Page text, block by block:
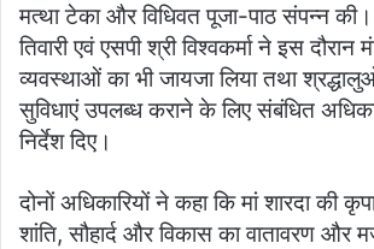
मत्था टेका और विधिवत पूजा-पाठ संपन्न
तिवारी एवं एसपी श्री विश्वकर्मा ने इस दौरान
व्यवस्थाओं का भी जायजा लिया तथा
सुविधाएं उपलब्ध कराने के लिए संबंधित
निर्देश दिए।
दोनों अधिकारियों ने कहा कि मां शारदा की
शांति, सौहार्द और विकास का वातावरण और